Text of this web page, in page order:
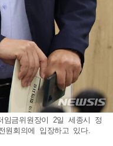
금위원장이 2일 세종시 정
원회의에 입장하고 있다.